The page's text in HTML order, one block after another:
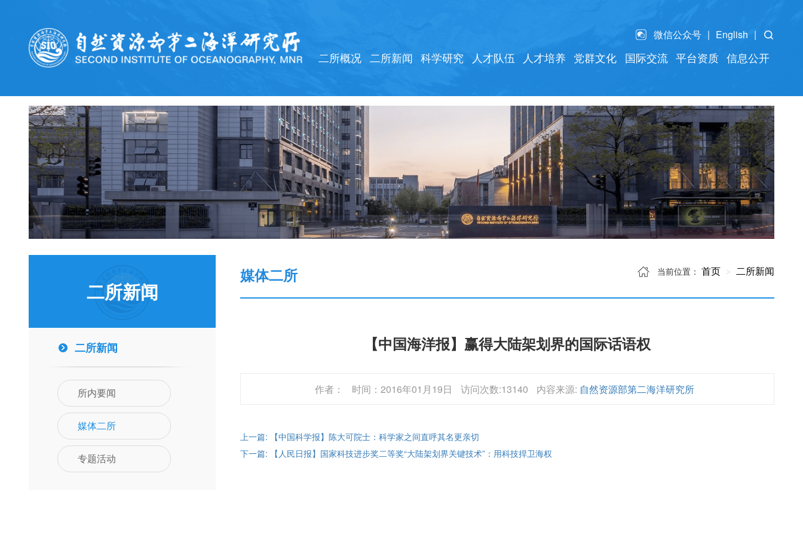
微信公众号 English
二所概况 二所新闻 科学研究 人才队伍 人才培养 党群文化 国际交流 平台资质 信息公开
二所新闻
二所新闻
所内要闻
媒体二所
专题活动
媒体二所 当前位置： 首页 二所新闻
【中国海洋报】赢得大陆架划界的国际话语权
作者： 时间：2016年01月19日 访问次数:13140 内容来源: 自然资源部第二海洋研究所
上一篇: 【中国科学报】陈大可院士：科学家之间直呼其名更亲切
下一篇: 【人民日报】国家科技进步奖二等奖“大陆架划界关键技术”：用科技捍卫海权